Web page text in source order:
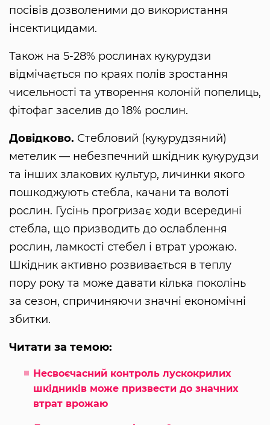
посівів дозволеними до використання
інсектицидами.
Також на 5-28% рослинах кукурудзи
відмічається по краях полів зростання
чисельності та утворення колоній попелиць,
фітофаг заселив до 18% рослин.
Довідково. Стебловий (кукурудзяний)
метелик — небезпечний шкідник кукурудзи
та інших злакових культур, личинки якого
пошкоджують стебла, качани та волоті
рослин. Гусінь прогризає ходи всередині
стебла, що призводить до ослаблення
рослин, ламкості стебел і втрат урожаю.
Шкідник активно розвивається в теплу
пору року та може давати кілька поколінь
за сезон, спричиняючи значні економічні
збитки.
Читати за темою:
Несвоєчасний контроль лускокрилих
шкідників може призвести до значних
втрат врожаю